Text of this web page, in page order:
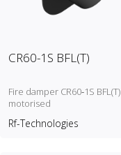
CR60-1S BFL(T)
Fire damper CR60‑1S BFL(T)
motorised
Rf-Technologies